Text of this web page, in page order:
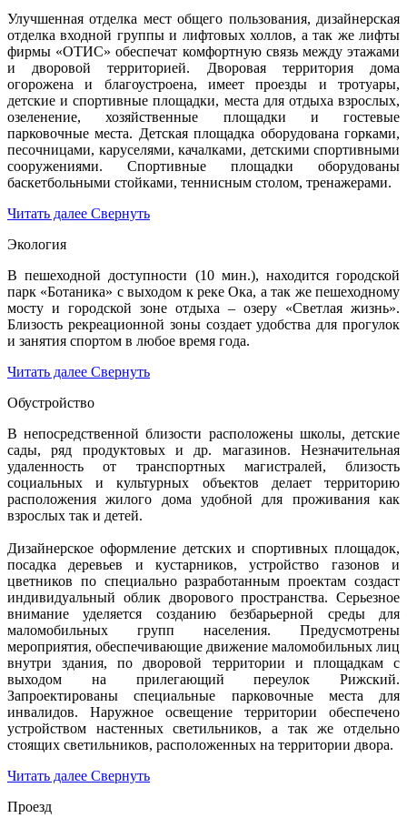
Улучшенная отделка мест общего пользования, дизайнерская
отделка входной группы и лифтовых холлов, а так же лифты
фирмы «ОТИС» обеспечат комфортную связь между этажами
и дворовой территорией. Дворовая территория дома
огорожена и благоустроена, имеет проезды и тротуары,
детские и спортивные площадки, места для отдыха взрослых,
озеленение, хозяйственные площадки и гостевые
парковочные места. Детская площадка оборудована горками,
песочницами, каруселями, качалками, детскими спортивными
сооружениями. Спортивные площадки оборудованы
баскетбольными стойками, теннисным столом, тренажерами.
Читать далее Свернуть
Экология
В пешеходной доступности (10 мин.), находится городской
парк «Ботаника» с выходом к реке Ока, а так же пешеходному
мосту и городской зоне отдыха – озеру «Светлая жизнь».
Близость рекреационной зоны создает удобства для прогулок
и занятия спортом в любое время года.
Читать далее Свернуть
Обустройство
В непосредственной близости расположены школы, детские
сады, ряд продуктовых и др. магазинов. Незначительная
удаленность от транспортных магистралей, близость
социальных и культурных объектов делает территорию
расположения жилого дома удобной для проживания как
взрослых так и детей.
Дизайнерское оформление детских и спортивных площадок,
посадка деревьев и кустарников, устройство газонов и
цветников по специально разработанным проектам создаст
индивидуальный облик дворового пространства. Серьезное
внимание уделяется созданию безбарьерной среды для
маломобильных групп населения. Предусмотрены
мероприятия, обеспечивающие движение маломобильных лиц
внутри здания, по дворовой территории и площадкам с
выходом на прилегающий переулок Рижский.
Запроектированы специальные парковочные места для
инвалидов. Наружное освещение территории обеспечено
устройством настенных светильников, а так же отдельно
стоящих светильников, расположенных на территории двора.
Читать далее Свернуть
Проезд